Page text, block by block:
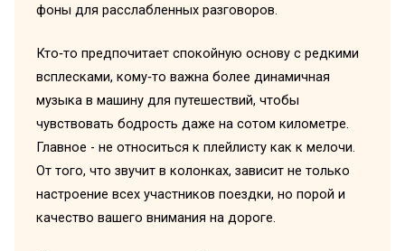
фоны для расслабленных разговоров.
Кто‑то предпочитает спокойную основу с редкими
всплесками, кому‑то важна более динамичная
музыка в машину для путешествий, чтобы
чувствовать бодрость даже на сотом километре.
Главное - не относиться к плейлисту как к мелочи.
От того, что звучит в колонках, зависит не только
настроение всех участников поездки, но порой и
качество вашего внимания на дороге.